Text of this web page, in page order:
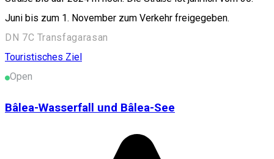
Juni bis zum 1. November zum Verkehr freigegeben.
DN 7C Transfagarasan
Touristisches Ziel
Open
Bâlea-Wasserfall und Bâlea-See